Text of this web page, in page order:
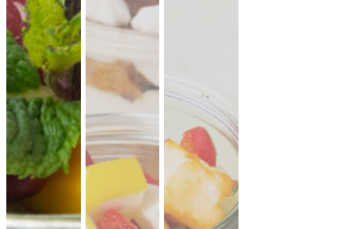
Allergene hervorheben
CATERING PLATTEN
Hier kannst du dir dein Catering selbst zusammenstellen.
Beispiel: bei 20 Personen reichen ungefähr 10-11 XL-Platten.
Denk an eine gute Mischung aus mehreren Platten Brot,
Aufstriche, Salate, Fingerfood.